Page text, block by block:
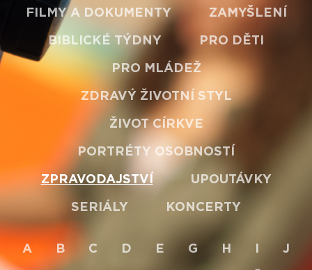
FILMY A DOKUMENTY ZAMYŠLENÍ
BIBLICKÉ TÝDNY PRO DĚTI
PRO MLÁDEŽ
ZDRAVÝ ŽIVOTNÍ STYL
ŽIVOT CÍRKVE
PORTRÉTY OSOBNOSTÍ
ZPRAVODAJSTVÍ UPOUTÁVKY
SERIÁLY KONCERTY
A B C D E G H J